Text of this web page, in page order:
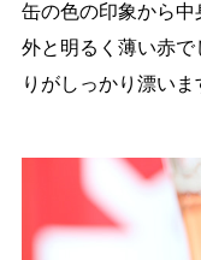
缶の色の印象から
外と明るく薄い赤
りがしっかり漂いま